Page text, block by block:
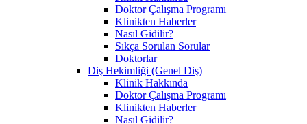
Doktor Çalışma Programı
Klinikten Haberler
Nasıl Gidilir?
Sıkça Sorulan Sorular
Doktorlar
Diş Hekimliği (Genel Diş)
Klinik Hakkında
Doktor Çalışma Programı
Klinikten Haberler
Nasıl Gidilir?